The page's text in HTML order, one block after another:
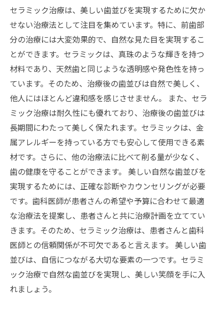
セラミック治療は、美しい歯並びを実現するために欠か
せない治療法として注目を集めています。特に、前歯部
分の治療には大変効果的で、自然な見た目を実現するこ
とができます。セラミックは、真珠のような輝きを持つ
材料であり、天然歯と同じような透明感や発色性を持っ
ています。そのため、治療後の歯並びは自然で美しく、
他人にはほとんど違和感を感じさせません。 また、セラ
ミック治療は耐久性にも優れており、治療後の歯並びは
長期間にわたって美しく保たれます。セラミックは、金
属アレルギーを持っている方でも安心して使用できる素
材です。さらに、他の治療法に比べて削る量が少なく、
歯の健康を守ることができます。 美しい自然な歯並びを
実現するためには、正確な診断やカウンセリングが必要
です。歯科医師が患者さんの希望や予算に合わせて最適
な治療法を提案し、患者さんと共に治療計画を立ててい
きます。そのため、セラミック治療は、患者さんと歯科
医師との信頼関係が不可欠であると言えます。 美しい歯
並びは、自信につながる大切な要素の一つです。セラミ
ック治療で自然な歯並びを実現し、美しい笑顔を手に入
れましょう。